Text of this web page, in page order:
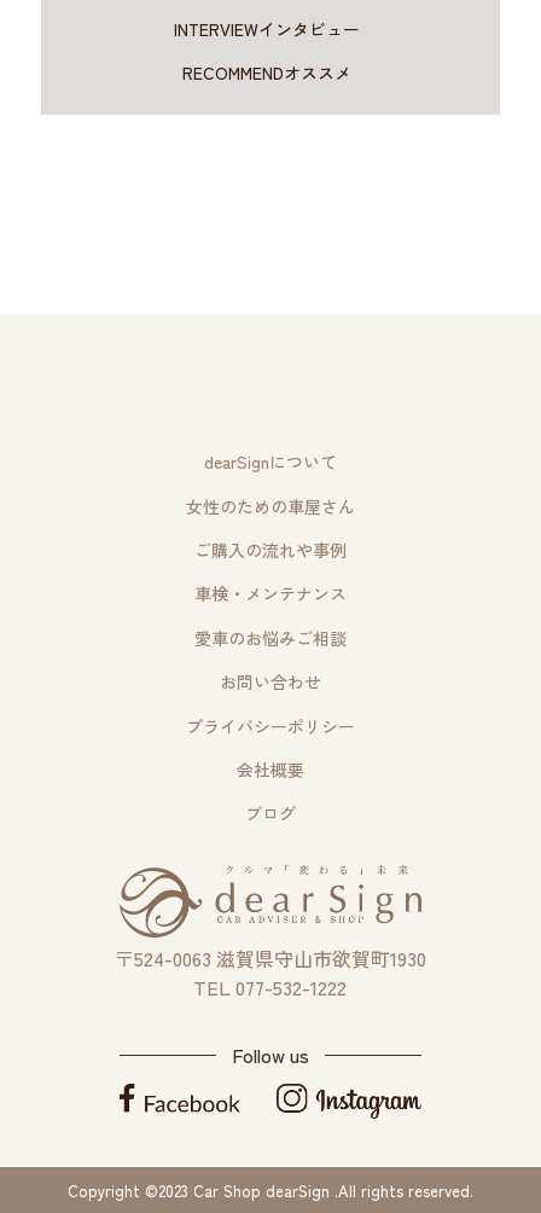
INTERVIEWインタビュー
RECOMMENDオススメ
dearSignについて
女性のための車屋さん
ご購入の流れや事例
車検・メンテナンス
愛車のお悩みご相談
お問い合わせ
プライバシーポリシー
会社概要
ブログ
〒524-0063 滋賀県守山市欲賀町1930
TEL 077-532-1222
Follow us
Copyright ©2023 Car Shop dearSign .All rights reserved.